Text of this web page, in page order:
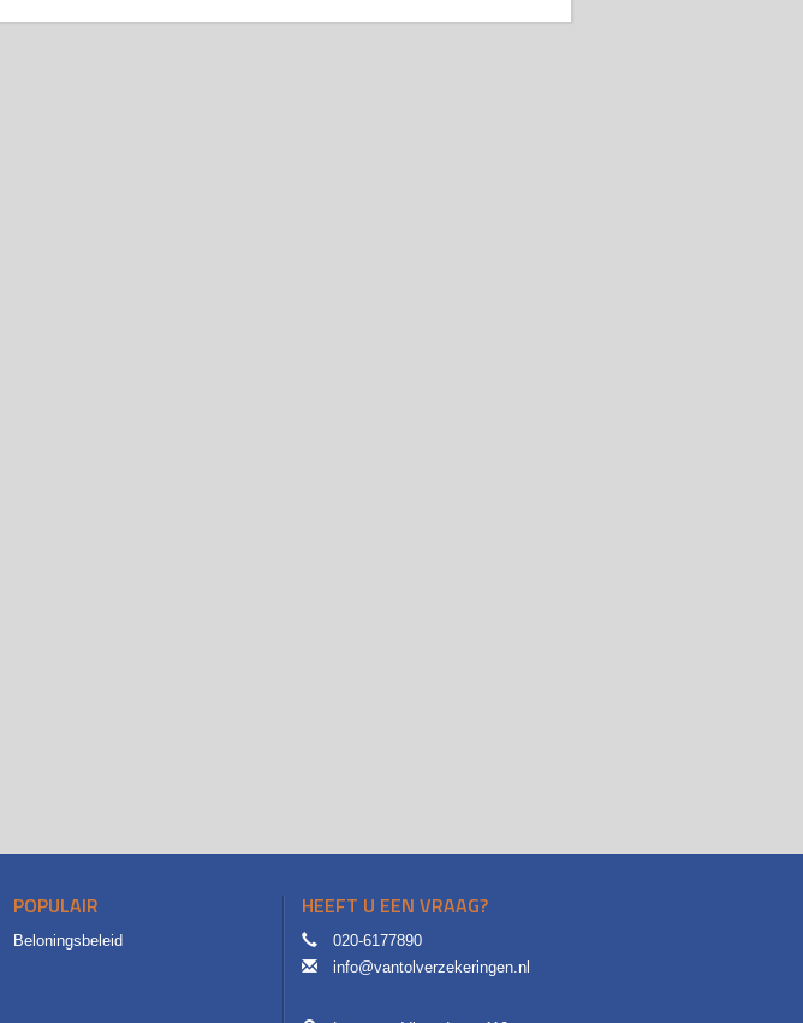
POPULAIR
Beloningsbeleid
HEEFT U EEN VRAAG?
020-6177890
info@vantolverzekeringen.nl